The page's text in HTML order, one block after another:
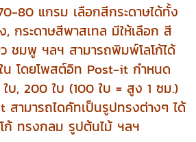
80 แกรม เลือกสีกระดาษได้ทั้ง
, กระดาษสีพาสเทล มีให้เลือก สี
ชมพู ฯลฯ สามารถพิมพ์โลโก้ได้
น โดยโพสต์อิท Post-it กำหนด
บ, 200 ใบ (100 ใบ = สูง 1 ซม.)
itสามารถไดคัทเป็นรูปทรงต่างๆ ได้
ก้ ทรงกลม รูปต้นไม้ ฯลฯ